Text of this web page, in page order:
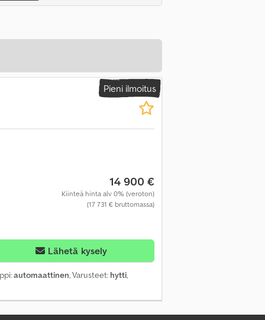
Pieni ilmoitus
14 900 €
Kiinteä hinta alv 0% (veroton)
(17 731 € bruttomassa)
Lähetä kysely
automaattinen, Varusteet: hytti,